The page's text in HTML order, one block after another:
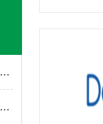
有效控制ALZET渗透泵内气泡的产生与处理方法
ALZET渗透泵是一种高精度实验工具